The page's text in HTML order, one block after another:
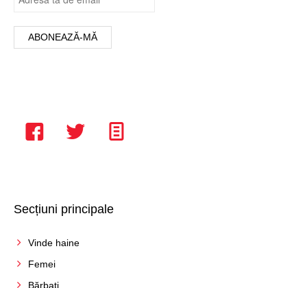
Secțiuni principale
Vinde haine
Femei
Bărbați